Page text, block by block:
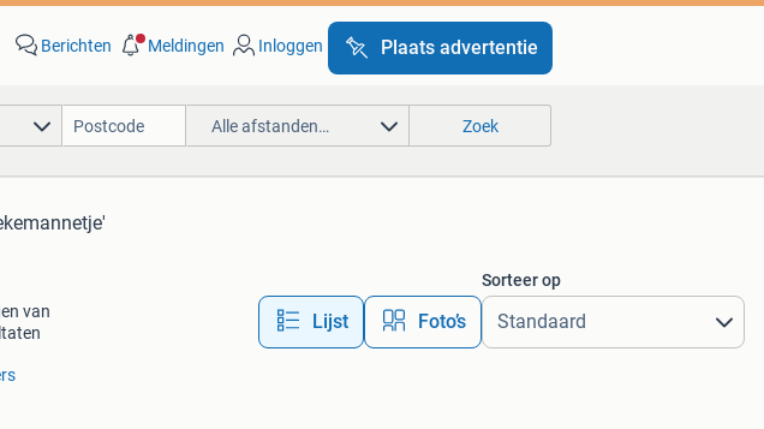
Berichten Meldingen Inloggen Plaats advertentie
Alle afstanden… Zoek
van
Lijst Foto’s
Sorteer op